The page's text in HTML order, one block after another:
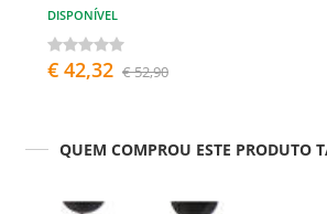
DISPONÍVEL
€ 42,32 € 52,90
QUEM COMPROU ESTE PRODUTO